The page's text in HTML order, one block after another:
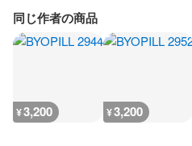
同じ作者の商品
¥3,200 ¥3,200